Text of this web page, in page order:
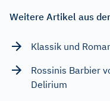
Weitere Artikel aus
Klassik und
Rossinis Barbier
Delirium